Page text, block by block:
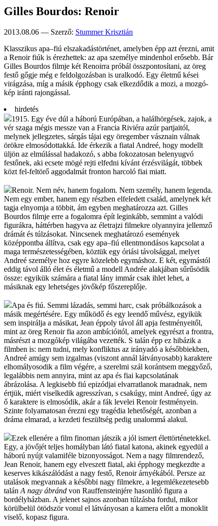
Gilles Bourdos: Renoir
2013.08.06 — Szerző: Stummer Krisztián
Klasszikus apa–fiú elsza­kadás­törté­net, amely­ben épp azt érezni, amit
a Renoir fiúk is érez­hettek: az apa sze­mélye minden­hol erő­sebb. Bár
Gilles Bourdos filmje két Renoirra próbál össz­ponto­sítani, az öreg
festő gőgje még e feldol­gozás­ban is ural­kodó. Egy élet­mű kései
virág­zása, míg a másik épp­hogy csak elkez­dődik a mozi, a mozgó­
kép iránti rajon­gással.
hirdetés
1915. Egy éve dúl a háború Európában, a halálhörgések, zajok, a
vér szaga mégis messze van a Francia Riviéra azúr partjaitól,
melynek jellegzetes, sárgás tájai egy öregember vásznain válnak
örökre elmosódottakká. Ide érkezik a fiatal Andreé, hogy modellt
üljön az elmúlással hadakozó, s abba fokozatosan belenyugvó
festőnek, aki ecsete mögé rejti elfedni kívánt érzésvilágát, többek
közt fel-feltörő aggodalmát fronton harcoló fiai miatt.
Renoir. Nem név, hanem fogalom. Nem személy, hanem legenda.
Nem egy ember, hanem egy részben elfeledett család, amelynek két
tagja elnyomja a többit, ám egyben meghatározza azt. Gilles
Bourdos filmje erre a fogalomra épít leginkább, semmint a valódi
figurákra, háttérben hagyva az életrajzi filmekre olyannyira jellemző
drámát és túlzásokat. Nincsenek meghatározó események
középpontba állítva, csak egy apa–fiú ellentmondásos kapcsolat a
maga természetességében, köztük egy óriási távolsággal, melyet
Andreé személye hoz egyre közelebb egymáshoz. E két, egymástól
eddig távol álló élet és életmű a modell Andrée alakjában sűrűsödik
össze: egyikük számára a fiatal lány immár csak ihlet lehet, a
másiknak egy lehetséges jövőkép főszereplője.
Apa és fiú. Semmi lázadás, semmi harc, csak próbálkozások a
másik megértésére. Egy működő és egy leendő művész, egyikük
sem inspirálja a másikat, Jean éppoly távol áll apja festményeitől,
mint az öreg Renoir fia azon ambícióitól, amelyek egyrészt a frontra,
másrészt a mozgókép világába vezették. S talán épp ez hibázik a
filmben is: nem tudni, mely konfliktus az irányadó a későbbiekben,
Andreé amúgy sem izgalmas (viszont annál látványosabb) karaktere
elhomályosodik a film végére, a szerelmi szál korántsem meggyőző,
legalábbis nem annyira, mint az apa és fiai kapcsolatának
ábrázolása. A legkisebb fiú epizódjai elvarratlanok maradnak, nem
értjük, miért viselkedik agresszívan, s csakúgy, mint Andreé, úgy az
ő karaktere is elmosódik, akár a fák levelei Renoir festményein.
Szinte folyamatosan érezni egy tragédia lehetőségét, azonban a
dráma elmarad, a kezdeti feszültség pedig unalommá alakul.
Ezek ellenére a film finoman játszik a jól ismert élettörténetekkel.
Egy, a jövőjét teljes homályban látó fiatal katona, akinek egyedül a
háború nyújt valamiféle bizonyosságot. Nem a nagy filmrendező,
Jean Renoir, hanem egy elveszett fiatal, aki épphogy megkezdte a
keserves kikászálódást a nagy festő, Renoir árnyékából. Persze az
utalások megvannak a későbbi nagy filmekre, a legemlékezetesebb
talán A nagy ábránd von Rauffensteinjére hasonlító figura a
bordélyházban. A jelenet sajnos azonban túlzásba fordul, mikor
körülbelül ötödször vonul el látványosan a kamera előtt a monoklit
viselő, kopasz figura.